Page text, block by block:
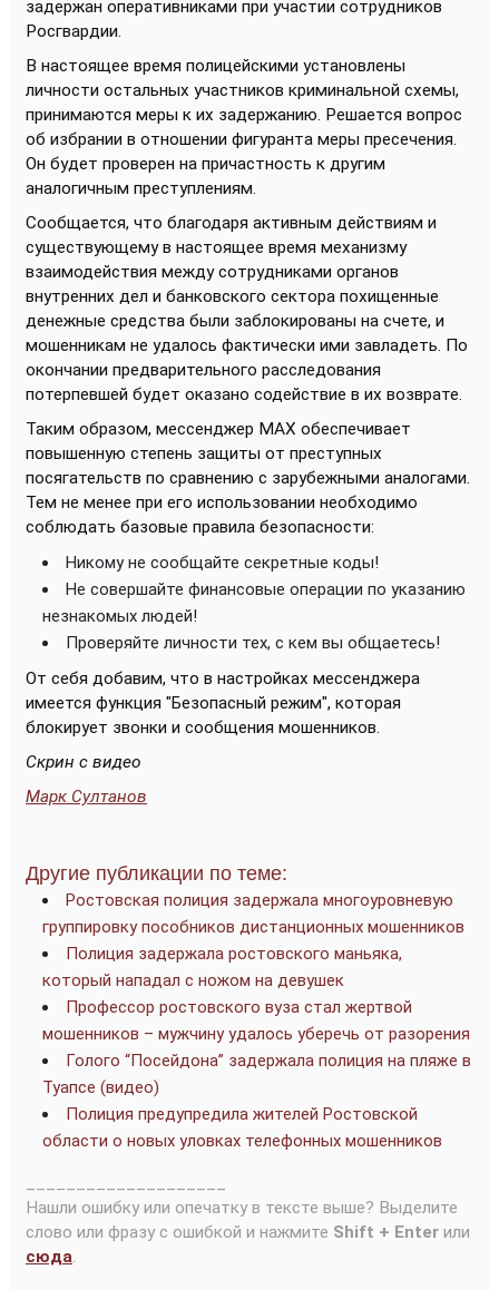
задержан оперативниками при участии сотрудников
Росгвардии.
В настоящее время полицейскими установлены
личности остальных участников криминальной схемы,
принимаются меры к их задержанию. Решается вопрос
об избрании в отношении фигуранта меры пресечения.
Он будет проверен на причастность к другим
аналогичным преступлениям.
Сообщается, что благодаря активным действиям и
существующему в настоящее время механизму
взаимодействия между сотрудниками органов
внутренних дел и банковского сектора похищенные
денежные средства были заблокированы на счете, и
мошенникам не удалось фактически ими завладеть. По
окончании предварительного расследования
потерпевшей будет оказано содействие в их возврате.
Таким образом, мессенджер МАХ обеспечивает
повышенную степень защиты от преступных
посягательств по сравнению с зарубежными аналогами.
Тем не менее при его использовании необходимо
соблюдать базовые правила безопасности:
Никому не сообщайте секретные коды!
Не совершайте финансовые операции по указанию
незнакомых людей!
Проверяйте личности тех, с кем вы общаетесь!
От себя добавим, что в настройках мессенджера
имеется функция "Безопасный режим", которая
блокирует звонки и сообщения мошенников.
Скрин с видео
Марк Султанов
Другие публикации по теме:
Ростовская полиция задержала многоуровневую
группировку пособников дистанционных мошенников
Полиция задержала ростовского маньяка,
который нападал с ножом на девушек
Профессор ростовского вуза стал жертвой
мошенников – мужчину удалось уберечь от разорения
Голого “Посейдона” задержала полиция на пляже в
Туапсе (видео)
Полиция предупредила жителей Ростовской
области о новых уловках телефонных мошенников
Нашли ошибку или опечатку в тексте выше? Выделите
слово или фразу с ошибкой и нажмите Shift + Enter или
сюда.